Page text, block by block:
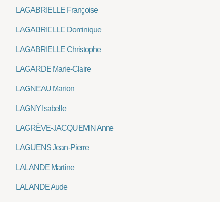
LAGABRIELLE Françoise
LAGABRIELLE Dominique
LAGABRIELLE Christophe
LAGARDE Marie-Claire
LAGNEAU Marion
LAGNY Isabelle
LAGRÈVE-JACQUEMIN Anne
LAGUENS Jean-Pierre
LALANDE Martine
LALANDE Aude